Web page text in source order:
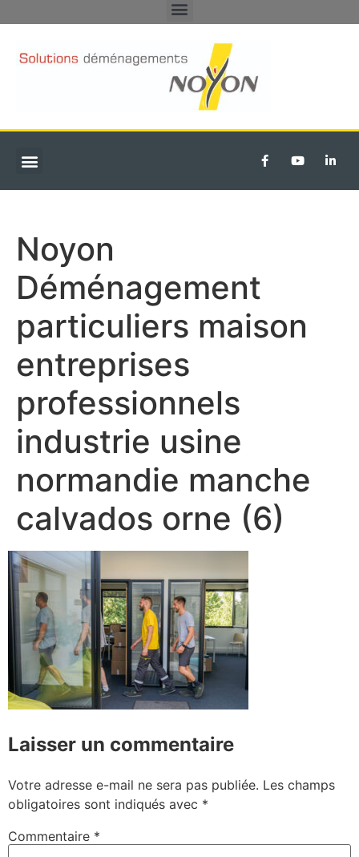
Noyon
Déménagement
particuliers maison
entreprises
professionnels
industrie usine
normandie manche
calvados orne (6)
Laisser un commentaire
Votre adresse e-mail ne sera pas publiée. Les champs
obligatoires sont indiqués avec *
Commentaire *